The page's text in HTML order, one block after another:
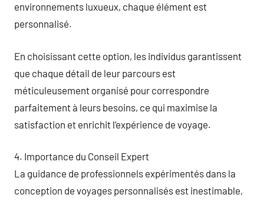
environnements luxueux, chaque élément est
personnalisé.
En choisissant cette option, les individus garantissent
que chaque détail de leur parcours est
méticuleusement organisé pour correspondre
parfaitement à leurs besoins, ce qui maximise la
satisfaction et enrichit l’expérience de voyage.
4. Importance du Conseil Expert
La guidance de professionnels expérimentés dans la
conception de voyages personnalisés est inestimable,